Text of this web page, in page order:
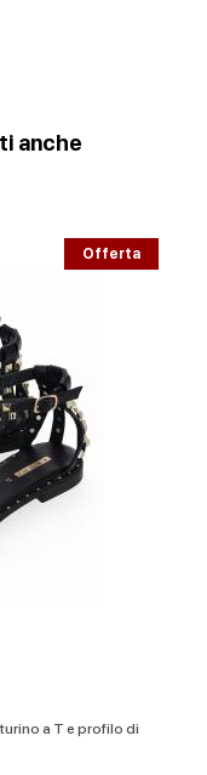
anche
Offerta
a T e profilo di